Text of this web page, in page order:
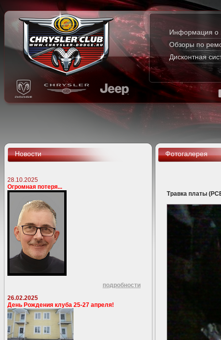
Информация о
Обзоры по
Дисконтная
Новости
28.10.2025
Огромная потеря...
подробности
26.02.2025
День Рождения клуба 25-27 апреля!
Фотогалерея
Травка платы